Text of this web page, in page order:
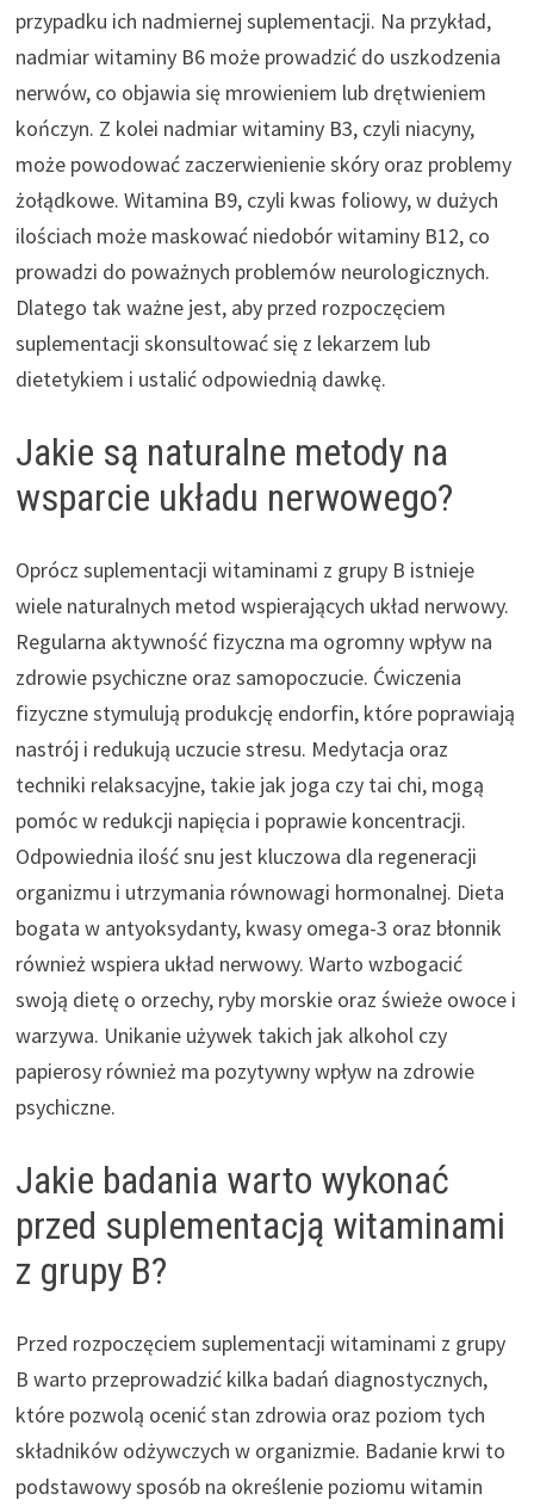
przypadku ich nadmiernej suplementacji. Na przykład,
nadmiar witaminy B6 może prowadzić do uszkodzenia
nerwów, co objawia się mrowieniem lub drętwieniem
kończyn. Z kolei nadmiar witaminy B3, czyli niacyny,
może powodować zaczerwienienie skóry oraz problemy
żołądkowe. Witamina B9, czyli kwas foliowy, w dużych
ilościach może maskować niedobór witaminy B12, co
prowadzi do poważnych problemów neurologicznych.
Dlatego tak ważne jest, aby przed rozpoczęciem
suplementacji skonsultować się z lekarzem lub
dietetykiem i ustalić odpowiednią dawkę.
Jakie są naturalne metody na
wsparcie układu nerwowego?
Oprócz suplementacji witaminami z grupy B istnieje
wiele naturalnych metod wspierających układ nerwowy.
Regularna aktywność fizyczna ma ogromny wpływ na
zdrowie psychiczne oraz samopoczucie. Ćwiczenia
fizyczne stymulują produkcję endorfin, które poprawiają
nastrój i redukują uczucie stresu. Medytacja oraz
techniki relaksacyjne, takie jak joga czy tai chi, mogą
pomóc w redukcji napięcia i poprawie koncentracji.
Odpowiednia ilość snu jest kluczowa dla regeneracji
organizmu i utrzymania równowagi hormonalnej. Dieta
bogata w antyoksydanty, kwasy omega-3 oraz błonnik
również wspiera układ nerwowy. Warto wzbogacić
swoją dietę o orzechy, ryby morskie oraz świeże owoce i
warzywa. Unikanie używek takich jak alkohol czy
papierosy również ma pozytywny wpływ na zdrowie
psychiczne.
Jakie badania warto wykonać
przed suplementacją witaminami
z grupy B?
Przed rozpoczęciem suplementacji witaminami z grupy
B warto przeprowadzić kilka badań diagnostycznych,
które pozwolą ocenić stan zdrowia oraz poziom tych
składników odżywczych w organizmie. Badanie krwi to
podstawowy sposób na określenie poziomu witamin